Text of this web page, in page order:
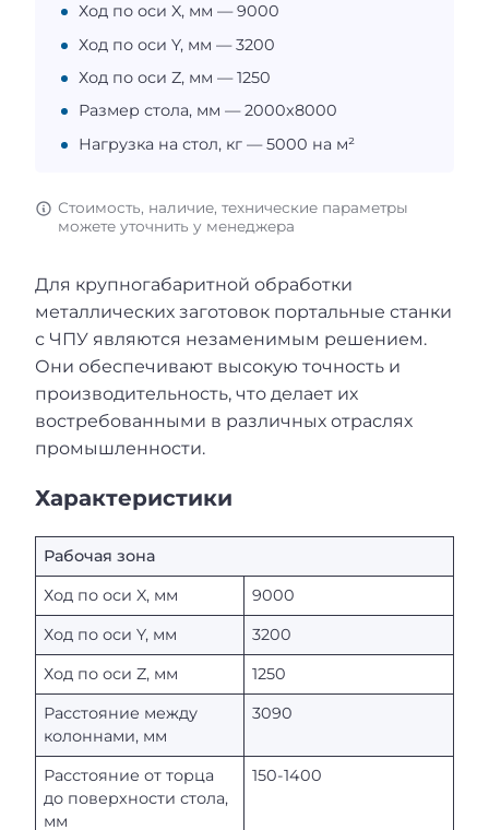
Ход по оси X, мм — 9000
Ход по оси Y, мм — 3200
Ход по оси Z, мм — 1250
Размер стола, мм — 2000x8000
Нагрузка на стол, кг — 5000 на м²
Стоимость, наличие, технические параметры
можете уточнить у менеджера
Для крупногабаритной обработки
металлических заготовок портальные станки
с ЧПУ являются незаменимым решением.
Они обеспечивают высокую точность и
производительность, что делает их
востребованными в различных отраслях
промышленности.
Характеристики
Рабочая зона
Ход по оси X, мм
9000
Ход по оси Y, мм
3200
Ход по оси Z, мм
1250
Расстояние между
колоннами, мм
3090
Расстояние от торца
до поверхности стола,
мм
150-1400